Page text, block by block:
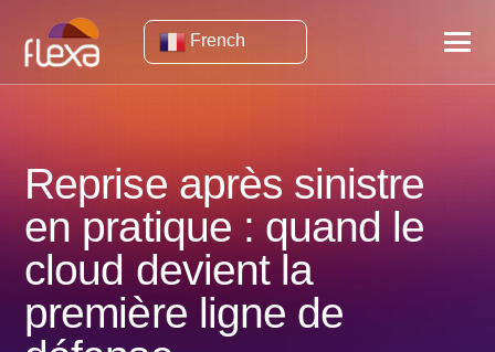
French
Reprise après sinistre
en pratique : quand le
cloud devient la
première ligne de